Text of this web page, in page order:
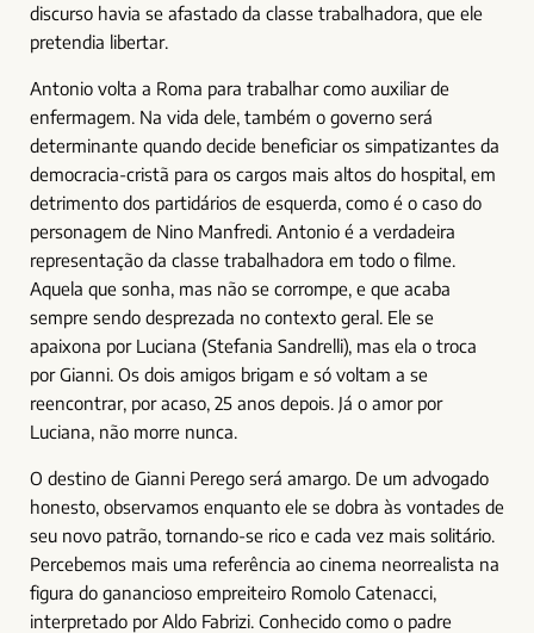
discurso havia se afastado da classe trabalhadora, que ele
pretendia libertar.
Antonio volta a Roma para trabalhar como auxiliar de
enfermagem. Na vida dele, também o governo será
determinante quando decide beneficiar os simpatizantes da
democracia-cristã para os cargos mais altos do hospital, em
detrimento dos partidários de esquerda, como é o caso do
personagem de Nino Manfredi. Antonio é a verdadeira
representação da classe trabalhadora em todo o filme.
Aquela que sonha, mas não se corrompe, e que acaba
sempre sendo desprezada no contexto geral. Ele se
apaixona por Luciana (Stefania Sandrelli), mas ela o troca
por Gianni. Os dois amigos brigam e só voltam a se
reencontrar, por acaso, 25 anos depois. Já o amor por
Luciana, não morre nunca.
O destino de Gianni Perego será amargo. De um advogado
honesto, observamos enquanto ele se dobra às vontades de
seu novo patrão, tornando-se rico e cada vez mais solitário.
Percebemos mais uma referência ao cinema neorrealista na
figura do ganancioso empreiteiro Romolo Catenacci,
interpretado por Aldo Fabrizi. Conhecido como o padre